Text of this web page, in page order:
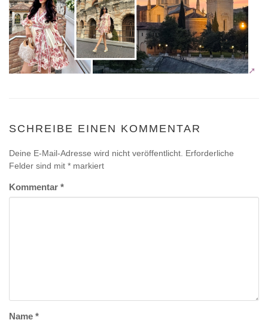
SCHREIBE EINEN KOMMENTAR
Deine E-Mail-Adresse wird nicht veröffentlicht. Erforderliche
Felder sind mit * markiert
Kommentar *
Name *